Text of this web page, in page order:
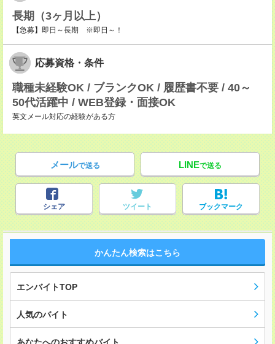
長期（3ヶ月以上）
【急募】即日～長期 ※即日～！
応募資格・条件
職種未経験OK / ブランクOK / 履歴書不要 / 40～
50代活躍中 / WEB登録・面接OK
英文メール対応の経験がある方
メールで送る LINEで送る
シェア ツイート ブックマーク
かんたん検索はこちら
エンバイトTOP
人気のバイト